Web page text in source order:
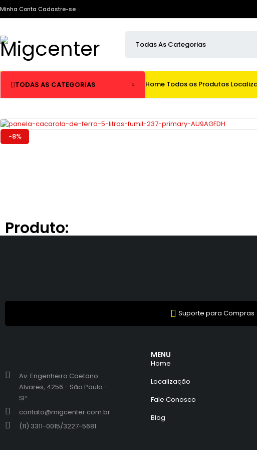
Minha Conta Cadastre-se
TODAS AS CATEGORIAS Home Todos os Produtos
-8%
Produto:
Suporte para Compras
Av. Engenheiro Caetano
Alvares, 4256 - São Paulo -
SP
contato@migcenter.com.br
(11) 3311-0015/3227-5681
MENU
Home
Localização
Fale Conosco
Blog